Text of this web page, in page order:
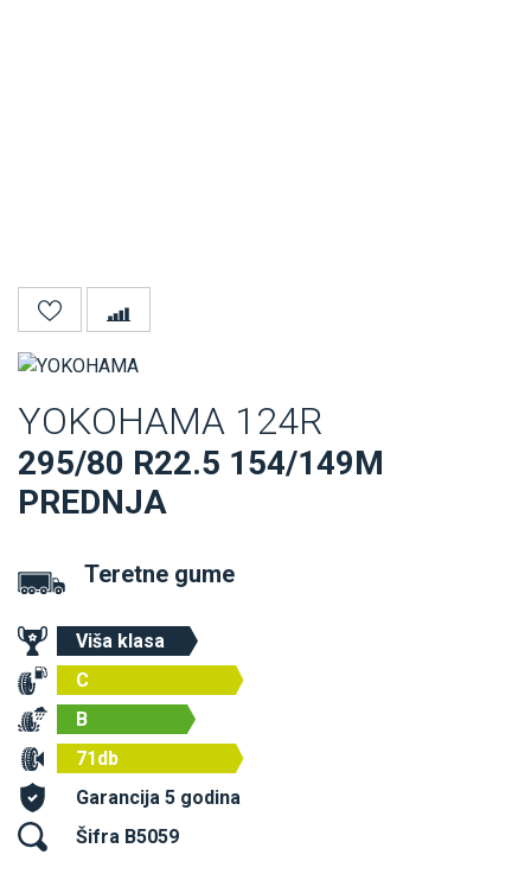
YOKOHAMA 124R
295/80 R22.5 154/149M
PREDNJA
Teretne gume
Viša klasa
C
B
71db
Garancija 5 godina
Šifra B5059